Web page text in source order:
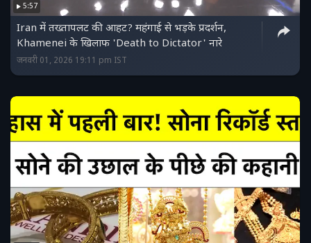
5:57
Iran में तख्तापलट की आहट? महंगाई से भड़के प्रदर्शन,
Khamenei के खिलाफ 'Death to Dictator' नारे
जनवरी 01, 2026 19:11 pm IST